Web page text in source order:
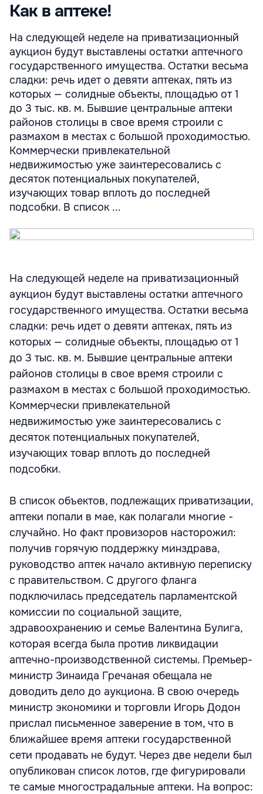
Как в аптеке!
На следующей неделе на приватизационный
аукцион будут выставлены остатки аптечного
государственного имущества. Остатки весьма
сладки: речь идет о девяти аптеках, пять из
которых — солидные объекты, площадью от 1
до 3 тыс. кв. м. Бывшие центральные аптеки
районов столицы в свое время строили с
размахом в местах с большой проходимостью.
Коммерчески привлекательной
недвижимостью уже заинтересовались с
десяток потенциальных покупателей,
изучающих товар вплоть до последней
подсобки. В список ...
На следующей неделе на приватизационный
аукцион будут выставлены остатки аптечного
государственного имущества. Остатки весьма
сладки: речь идет о девяти аптеках, пять из
которых — солидные объекты, площадью от 1
до 3 тыс. кв. м. Бывшие центральные аптеки
районов столицы в свое время строили с
размахом в местах с большой проходимостью.
Коммерчески привлекательной
недвижимостью уже заинтересовались с
десяток потенциальных покупателей,
изучающих товар вплоть до последней
подсобки.
В список объектов, подлежащих приватизации,
аптеки попали в мае, как полагали многие -
случайно. Но факт провизоров насторожил:
получив горячую поддержку минздрава,
руководство аптек начало активную переписку
с правительством. С другого фланга
подключилась председатель парламентской
комиссии по социальной защите,
здравоохранению и семье Валентина Булига,
которая всегда была против ликвидации
аптечно-производственной системы. Премьер-
министр Зинаида Гречаная обещала не
доводить дело до аукциона. В свою очередь
министр экономики и торговли Игорь Додон
прислал письменное заверение в том, что в
ближайшее время аптеки государственной
сети продавать не будут. Через две недели был
опубликован список лотов, где фигурировали
те самые многострадальные аптеки. На вопрос: